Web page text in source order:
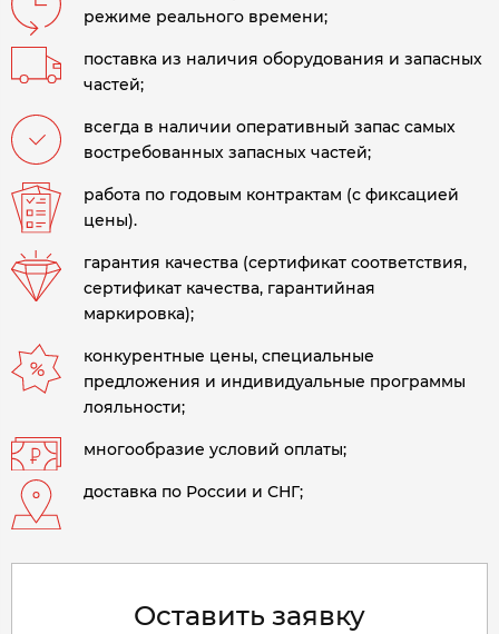
режиме реального времени;
поставка из наличия оборудования и запасных
частей;
всегда в наличии оперативный запас самых
востребованных запасных частей;
работа по годовым контрактам (с фиксацией
цены).
гарантия качества (сертификат соответствия,
сертификат качества, гарантийная
маркировка);
конкурентные цены, специальные
предложения и индивидуальные программы
лояльности;
многообразие условий оплаты;
доставка по России и СНГ;
Оставить заявку